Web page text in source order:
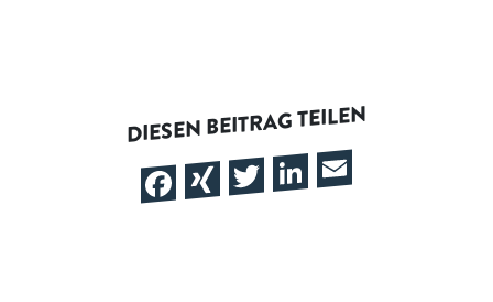
DIESEN BEITRAG TEILEN
Facebook
XINGTwitterLinkedIn